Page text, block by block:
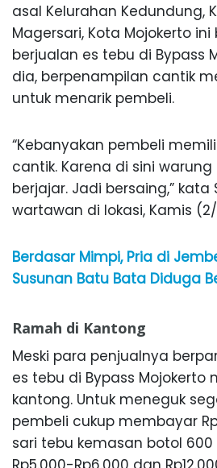
asal Kelurahan Kedundung,
Magersari, Kota Mojokerto
berjualan es tebu di Bypass
dia, berpenampilan cantik
untuk menarik pembeli.
“Kebanyakan pembeli
cantik. Karena di sini
berjajar. Jadi bersaing,” kata
wartawan di lokasi, Kamis
Berdasar Mimpi, Pria di
Susunan Batu Bata Diduga
Ramah di Kantong
Meski para penjualnya
es tebu di Bypass Mojokerto
kantong. Untuk meneguk
pembeli cukup membayar
sari tebu kemasan botol